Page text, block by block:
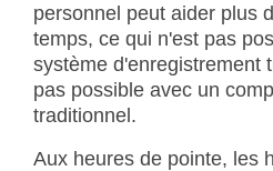
personnel peut aider plus
temps, ce qui n'est pas
système d'enregistrement
pas possible avec un
traditionnel.
Aux heures de pointe, les